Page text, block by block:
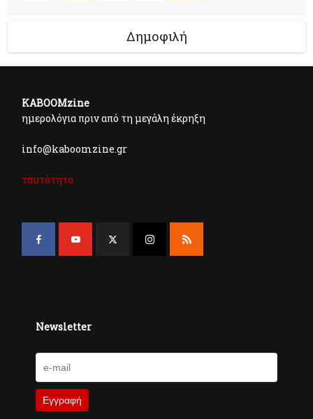
Δημοφιλή
KABOOMzine
ημερολόγια πριν από τη μεγάλη έκρηξη
info@kaboomzine.gr
ταυτότητα
Newsletter